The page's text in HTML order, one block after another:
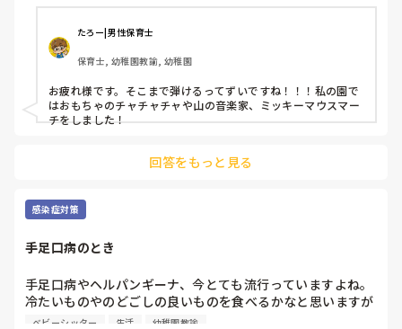
たろー|男性保育士
保育士, 幼稚園教諭, 幼稚園
お疲れ様です。そこまで弾けるってずいですね！！！私の園で
はおもちゃのチャチャチャや山の音楽家、ミッキーマウスマー
チをしました！
回答をもっと見る
感染症対策
手足口病のとき
手足口病やヘルパンギーナ、今とても流行っていますよね。
冷たいものやのどごしの良いものを食べるかなと思いますが
口内が痛くて食べられない子に、この商品が食べやすかっ
ベビーシッター 生活 幼稚園教諭